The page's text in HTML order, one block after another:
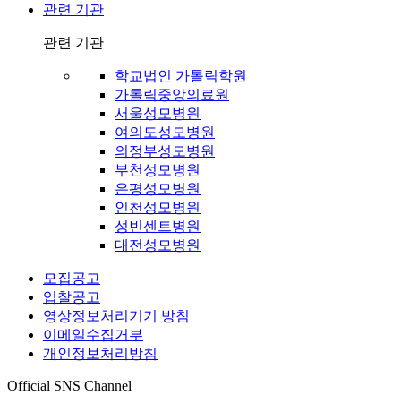
관련 기관
관련 기관
학교법인 가톨릭학원
가톨릭중앙의료원
서울성모병원
여의도성모병원
의정부성모병원
부천성모병원
은평성모병원
인천성모병원
성빈센트병원
대전성모병원
모집공고
입찰공고
영상정보처리기기 방침
이메일수집거부
개인정보처리방침
Official SNS Channel